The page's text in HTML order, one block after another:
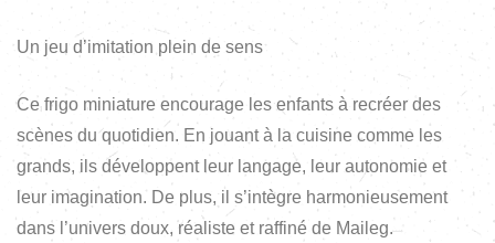
Un jeu d’imitation plein de sens
Ce frigo miniature encourage les enfants à recréer des
scènes du quotidien. En jouant à la cuisine comme les
grands, ils développent leur langage, leur autonomie et
leur imagination. De plus, il s’intègre harmonieusement
dans l’univers doux, réaliste et raffiné de Maileg.